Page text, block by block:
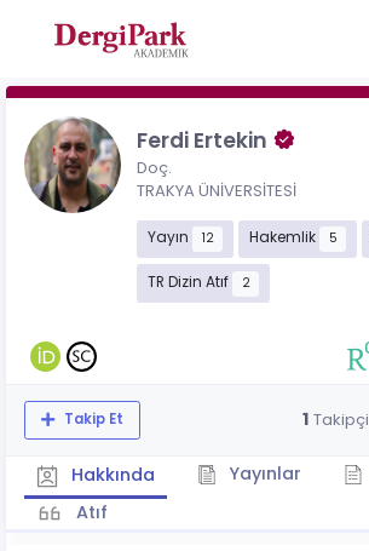
Ferdi Ertekin
Doç.
TRAKYA ÜNİVERSİTESİ
Yayın 12 Hakemlik 5
TR Dizin Atıf 2
Takip Et 1 Takipçi
Hakkında Yayınlar
Atıf